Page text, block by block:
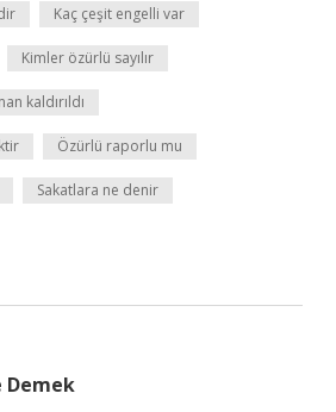
Kaç çeşit engelli var
Kimler özürlü sayılır
kaldırıldı
Özürlü raporlu mu
Sakatlara ne denir
Demek